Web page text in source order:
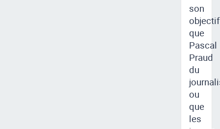
son
objectif
que
Pascal
Praud
du
ou
que
les